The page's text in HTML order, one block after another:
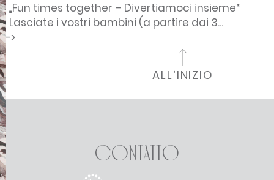
„Fun times together – Divertiamoci insieme“
Lasciate i vostri bambini (a partire dai 3...
-->
ALL’INIZIO
Contatto